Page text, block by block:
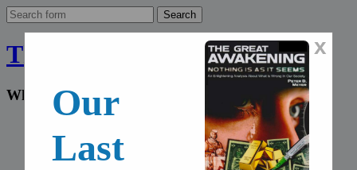
The Final Wakeup Call
What the world doesn't know
English
Deutsch
x
Our
Last